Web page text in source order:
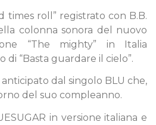
times roll” registrato con B.B.
colonna sonora del nuovo
“The mighty” in Italia
“Basta guardare il cielo”.
dal singolo BLU che,
del suo compleanno.
in versione italiana e